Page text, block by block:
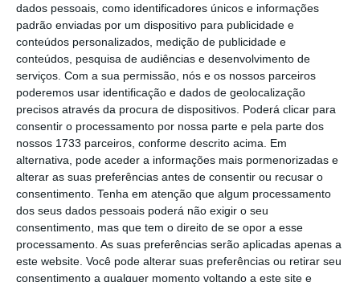
dados pessoais, como identificadores únicos e informações
padrão enviadas por um dispositivo para publicidade e
conteúdos personalizados, medição de publicidade e
conteúdos, pesquisa de audiências e desenvolvimento de
serviços. Com a sua permissão, nós e os nossos parceiros
poderemos usar identificação e dados de geolocalização
precisos através da procura de dispositivos. Poderá clicar para
consentir o processamento por nossa parte e pela parte dos
nossos 1733 parceiros, conforme descrito acima. Em
alternativa, pode aceder a informações mais pormenorizadas e
alterar as suas preferências antes de consentir ou recusar o
consentimento. Tenha em atenção que algum processamento
dos seus dados pessoais poderá não exigir o seu
consentimento, mas que tem o direito de se opor a esse
processamento. As suas preferências serão aplicadas apenas a
este website. Você pode alterar suas preferências ou retirar seu
consentimento a qualquer momento voltando a este site e
compreender se esta solução é exequível e
justa para todas as partes”, justifica.
Promotores ganham poder com nova lei urbanística
do Governo
Ler Mais
A proposta de lei para reduzir o IVA na
construção de casas para venda ou
arrendamento a preços moderados dá ao
fisco 150 dias para devolver a diferença entre
o IVA de 23% e 6%, sempre que os